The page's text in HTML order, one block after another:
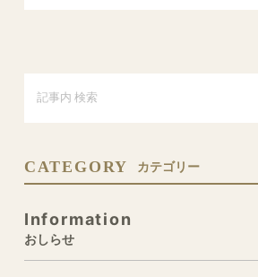
CATEGORY カテゴリー
Information
おしらせ